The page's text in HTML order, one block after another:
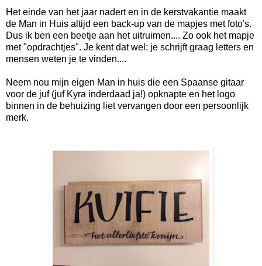
Het einde van het jaar nadert en in de kerstvakantie maakt
de Man in Huis altijd een back-up van de mapjes met foto's.
Dus ik ben een beetje aan het uitruimen.... Zo ook het mapje
met "opdrachtjes". Je kent dat wel: je schrijft graag letters en
mensen weten je te vinden....
Neem nou mijn eigen Man in huis die een Spaanse gitaar
voor de juf (juf Kyra inderdaad ja!) opknapte en het logo
binnen in de behuizing liet vervangen door een persoonlijk
merk.